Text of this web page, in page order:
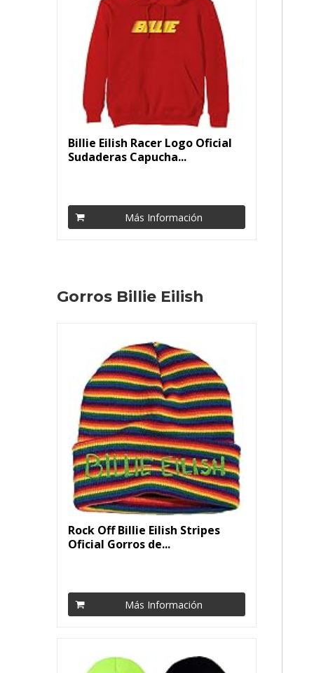
Billie Eilish Racer Logo Oficial
Sudaderas Capucha...
Más Información
Gorros Billie Eilish
Rock Off Billie Eilish Stripes
Oficial Gorros de...
Más Información